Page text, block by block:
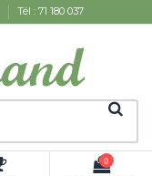
Tél : 71 180 037
0